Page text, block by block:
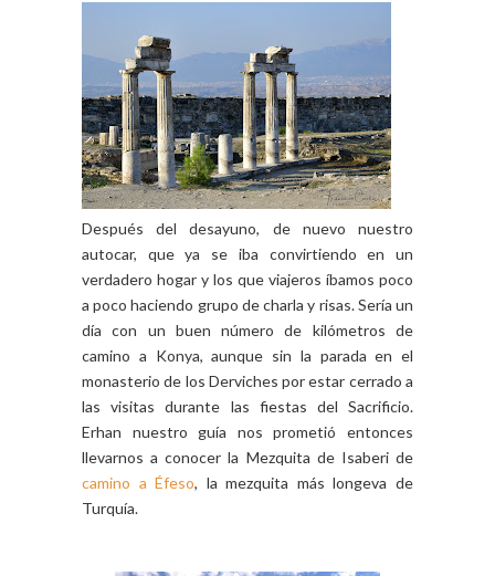
Después del desayuno, de nuevo nuestro
autocar, que ya se iba convirtiendo en un
verdadero hogar y los que viajeros íbamos poco
a poco haciendo grupo de charla y risas. Sería un
día con un buen número de kilómetros de
camino a Konya, aunque sin la parada en el
monasterio de los Derviches por estar cerrado a
las visitas durante las fiestas del Sacrificio.
Erhan nuestro guía nos prometió entonces
llevarnos a conocer la Mezquita de Isaberi de
camino a Éfeso, la mezquita más longeva de
Turquía.